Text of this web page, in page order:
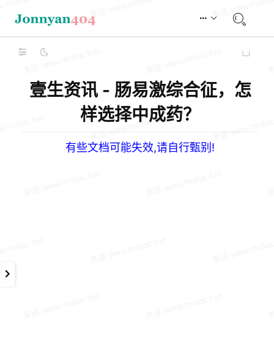
壹生资讯 - 肠易激综合征，怎
样选择中成药？
有些文档可能失效,请自行甄别!